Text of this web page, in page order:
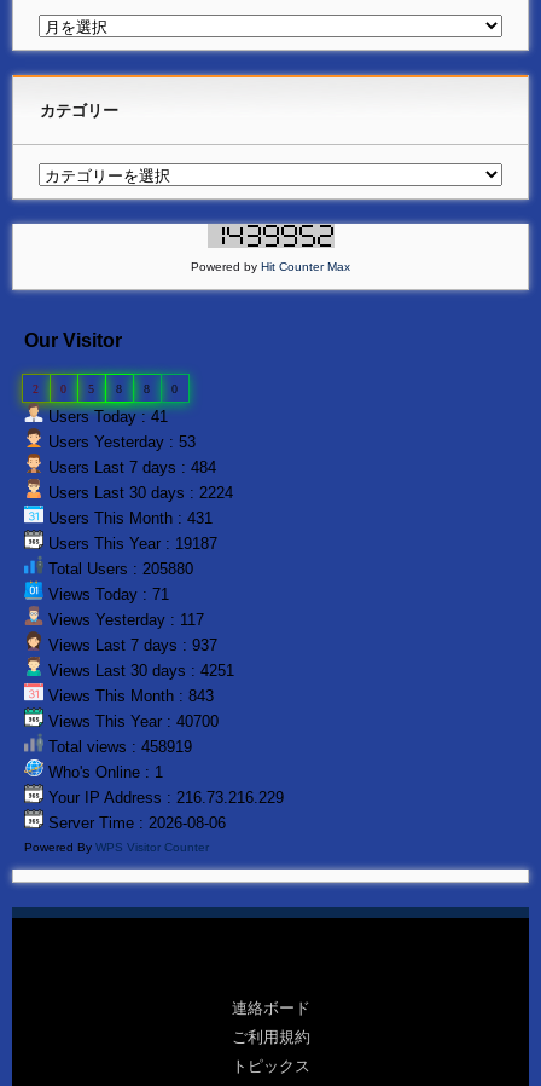
カテゴリー
Powered by Hit Counter Max
Our Visitor
2 0 5 8 8 0
Users Today : 41
Users Yesterday : 53
Users Last 7 days : 484
Users Last 30 days : 2224
Users This Month : 431
Users This Year : 19187
Total Users : 205880
Views Today : 71
Views Yesterday : 117
Views Last 7 days : 937
Views Last 30 days : 4251
Views This Month : 843
Views This Year : 40700
Total views : 458919
Who's Online : 1
Your IP Address : 216.73.216.229
Server Time : 2026-08-06
Powered By WPS Visitor Counter
連絡ボード
ご利用規約
トピックス